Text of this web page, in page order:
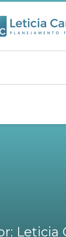
Leticia